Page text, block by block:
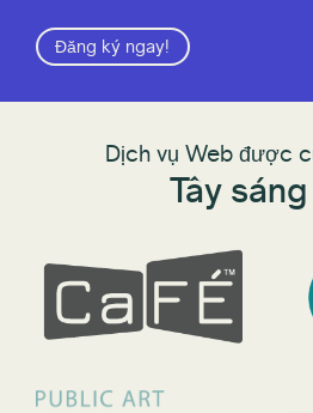
Đăng ký ngay!
Dịch vụ Web được
Tây